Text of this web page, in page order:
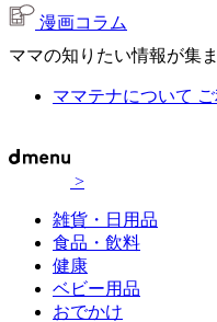
漫画コラム
ママの知りたい情報が集
ママテナについて
>
雑貨・日用品
食品・飲料
健康
ベビー用品
おでかけ